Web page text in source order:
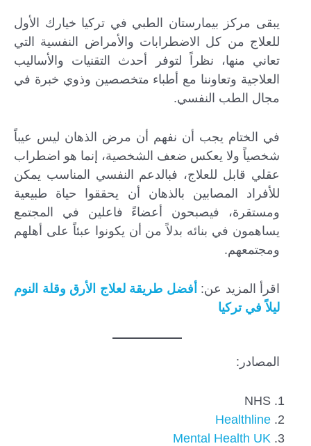
يبقى مركز بيمارستان الطبي في تركيا خيارك الأول
للعلاج من كل الاضطرابات والأمراض النفسية التي
تعاني منها، نظراً لتوفر أحدث التقنيات والأساليب
العلاجية وتعاوننا مع أطباء متخصصين وذوي خبرة في
مجال الطب النفسي.
في الختام يجب أن نفهم أن مرض الذهان ليس عيباً
شخصياً ولا يعكس ضعف الشخصية، إنما هو اضطراب
عقلي قابل للعلاج، فبالدعم النفسي المناسب يمكن
للأفراد المصابين بالذهان أن يحققوا حياة طبيعية
ومستقرة، فيصبحون أعضاءً فاعلين في المجتمع
يساهمون في بنائه بدلاً من أن يكونوا عبئاً على أهلهم
ومجتمعهم.
اقرأ المزيد عن: أفضل طريقة لعلاج الأرق وقلة النوم
ليلاً في تركيا
المصادر:
NHS
Healthline
Mental Health UK